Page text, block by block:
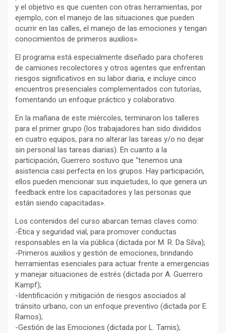
y el objetivo es que cuenten con otras herramientas, por
ejemplo, con el manejo de las situaciones que pueden
ocurrir en las calles, el manejo de las emociones y tengan
conocimientos de primeros auxilios».
El programa está especialmente diseñado para choferes
de camiones recolectores y otros agentes que enfrentan
riesgos significativos en su labor diaria, e incluye cinco
encuentros presenciales complementados con tutorías,
fomentando un enfoque práctico y colaborativo.
En la mañana de este miércoles, terminaron los talleres
para el primer grupo (los trabajadores han sido divididos
en cuatro equipos, para no alterar las tareas y/o no dejar
sin personal las tareas diarias). En cuanto a la
participación, Guerrero sostuvo que “tenemos una
asistencia casi perfecta en los grupos. Hay participación,
ellos pueden mencionar sus inquietudes, lo que genera un
feedback entre los capacitadores y las personas que
están siendo capacitadas».
Los contenidos del curso abarcan temas claves como:
-Ética y seguridad vial, para promover conductas
responsables en la vía pública (dictada por M. R. Da Silva);
-Primeros auxilios y gestión de emociones, brindando
herramientas esenciales para actuar frente a emergencias
y manejar situaciones de estrés (dictada por A. Guerrero
Kampf);
-Identificación y mitigación de riesgos asociados al
tránsito urbano, con un enfoque preventivo (dictada por E.
Ramos);
-Gestión de las Emociones (dictada por L. Tamis);